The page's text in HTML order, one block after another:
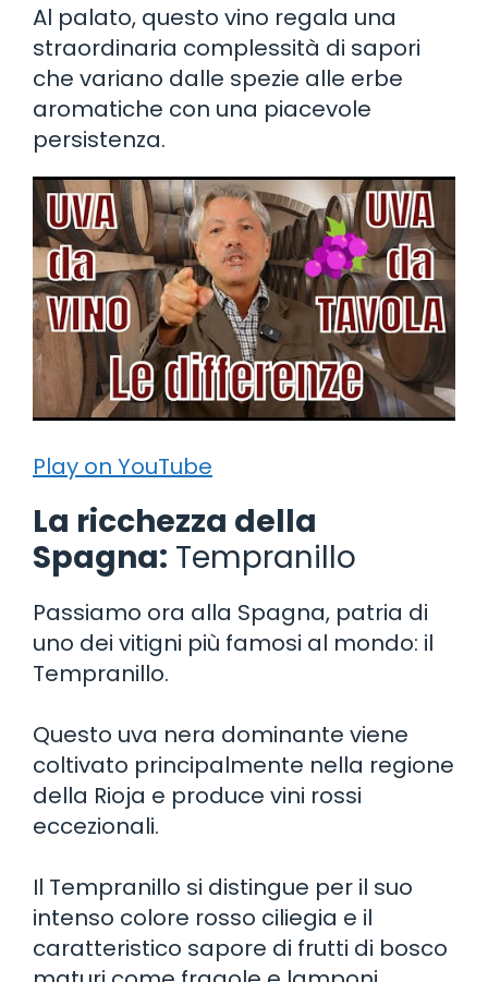
Al palato, questo vino regala una
straordinaria complessità di sapori
che variano dalle spezie alle erbe
aromatiche con una piacevole
persistenza.
Play on YouTube
La ricchezza della
Spagna: Tempranillo
Passiamo ora alla Spagna, patria di
uno dei vitigni più famosi al mondo: il
Tempranillo.
Questo uva nera dominante viene
coltivato principalmente nella regione
della Rioja e produce vini rossi
eccezionali.
Il Tempranillo si distingue per il suo
intenso colore rosso ciliegia e il
caratteristico sapore di frutti di bosco